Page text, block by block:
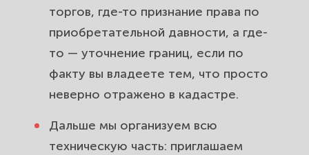
торгов, где-то признание права по
приобретательной давности, а где-
то — уточнение границ, если по
факту вы владеете тем, что просто
неверно отражено в кадастре.
Дальше мы организуем всю
техническую часть: приглашаем